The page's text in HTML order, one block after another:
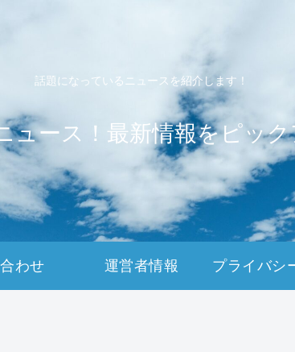
話題になっているニュースを紹介します！
ュース！最新情報をピック
わせ 運営者情報